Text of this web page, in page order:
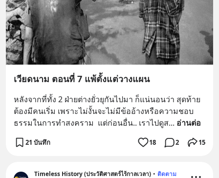
เวียดนาม ตอนที่ 7 แพ้ตั้งแต่วางแผน
หลังจากที่ทั้ง 2 ฝ่ายต่างยั่วยุกันไปมา ก็แน่นอนว่า สุดท้าย
ต้องมีคนเริ่ม เพราะไม่งั้นจะไม่มีข้ออ้างหรือความชอบ
ธรรมในการทำสงคราม  แต่ก่อนอื่น.. เราไปดูส... อ่านต่อ
21 บันทึก 18 2 15
Timeless History (ประวัติศาสตร์ไร้กาลเวลา) • ติดตาม